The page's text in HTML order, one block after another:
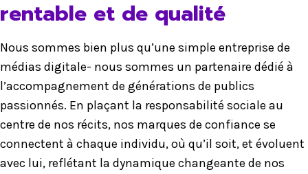
rentable et de qualité
Nous sommes bien plus qu’une simple entreprise de
médias digitale- nous sommes un partenaire dédié à
l’accompagnement de générations de publics
passionnés. En plaçant la responsabilité sociale au
centre de nos récits, nos marques de confiance se
connectent à chaque individu, où qu’il soit, et évoluent
avec lui, reflétant la dynamique changeante de nos